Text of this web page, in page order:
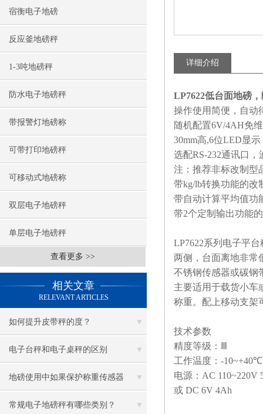
宿衡电子地磅
反应釜地磅秤
1-3吨地磅秤
防水电子地磅秤
带报警灯地磅称
可带打印地磅秤
可移动式地磅称
双层电子地磅秤
单层电子地磅秤
查看更多 >>
相关文章
RELEVANT ARTICLES
如何提升皮带秤的度？
电子台秤和电子桌秤的区别
地磅使用中如果保护称重传感器
常规电子地磅秤有哪些类别？
详细介绍
LP7622低台面地磅
操作使用简便，自
随机配置6V/4AH免
30mm高,6位LED显
选配RS-232通讯口，
注：推荐非标改制型
带kg/lb转换功能的改
带自动计算平均值功
带2个定制输出功能
LP7622系列电子平台
两侧，台面离地非常
不锈钢传感器或碳钢
主要适用于载货小车
称重。配上移动支架
技术参数
精度等级：Ⅲ
工作温度： -10~+40℃
电源： AC 110~220V
或 DC 6V 4Ah